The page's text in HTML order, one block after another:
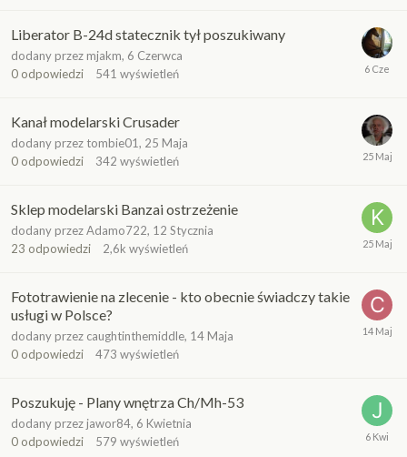
Liberator B-24d statecznik tył poszukiwany
dodany przez mjakm, 6 Czerwca
0 odpowiedzi 541 wyświetleń
Kanał modelarski Crusader
dodany przez tombie01, 25 Maja
0 odpowiedzi 342 wyświetleń
Sklep modelarski Banzai ostrzeżenie
dodany przezAdamo722, 12 Stycznia
23 odpowiedzi 2,6k wyświetleń
Fototrawienie na zlecenie - kto obecnie świadczy takie
usługi w Polsce?
dodany przez caughtinthemiddle, 14 Maja
0 odpowiedzi 473 wyświetleń
Poszukuję - Plany wnętrza Ch/Mh-53
dodany przez jawor84, 6 Kwietnia
0 odpowiedzi 579 wyświetleń